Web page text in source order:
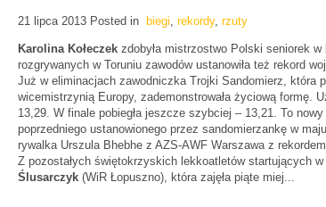
21 lipca 2013 Posted in biegi, rekordy, rzuty
Karolina Kołeczek zdobyła mistrzostwo Polski seniorek
rozgrywanych w Toruniu zawodów ustanowiła też rekord
Już w eliminacjach zawodniczka Trojki Sandomierz, która
wicemistrzynią Europy, zademonstrowała życiową formę.
13,29. W finale pobiegła jeszcze szybciej – 13,21. To
poprzedniego ustanowionego przez sandomierzankę w
rywalka Urszula Bhebhe z AZS-AWF Warszawa z
Z pozostałych świętokrzyskich lekkoatletów startujących w
Ślusarczyk (WiR Łopuszno), która zajęła piąte miej...